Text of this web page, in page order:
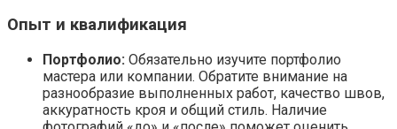
Опыт и квалификация
Портфолио: Обязательно изучите портфолио
мастера или компании. Обратите внимание на
разнообразие выполненных работ, качество швов,
аккуратность кроя и общий стиль. Наличие